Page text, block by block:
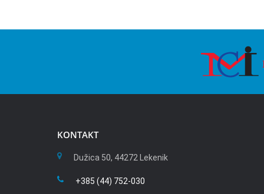
KONTAKT
Dužica 50, 44272 Lekenik
+385 (44) 752-030